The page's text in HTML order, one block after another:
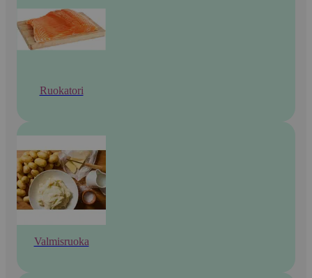
Ruokatori
Valmisruoka